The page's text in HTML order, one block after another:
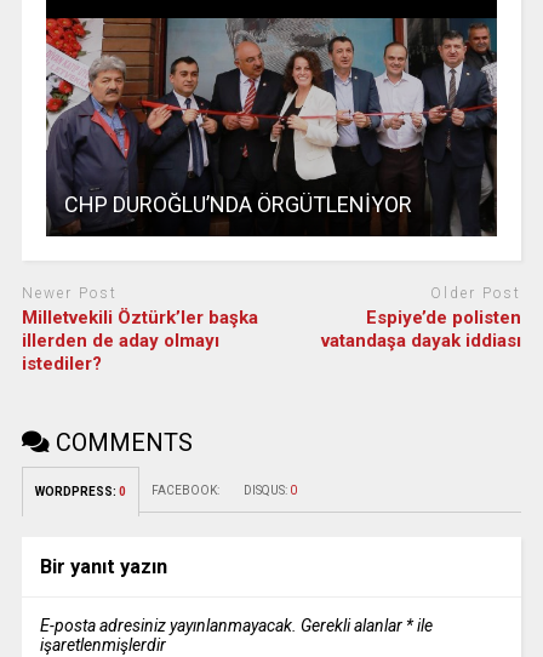
CHP DUROĞLU’NDA ÖRGÜTLENİYOR
Newer Post
Milletvekili Öztürk’ler başka
illerden de aday olmayı
istediler?
Older Post
Espiye’de polisten
vatandaşa dayak iddiası
COMMENTS
WORDPRESS: 0 FACEBOOK: DISQUS: 0
Bir yanıt yazın
E-posta adresiniz yayınlanmayacak. Gerekli alanlar *ile
işaretlenmişlerdir